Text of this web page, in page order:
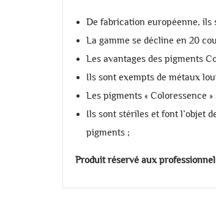
De fabrication européenne, ils
La gamme se décline en 20
Les avantages des pigments
Ils sont exempts de métaux
Les pigments « Coloressence
Ils sont stériles et font l’objet
pigments ;
Produit réservé aux